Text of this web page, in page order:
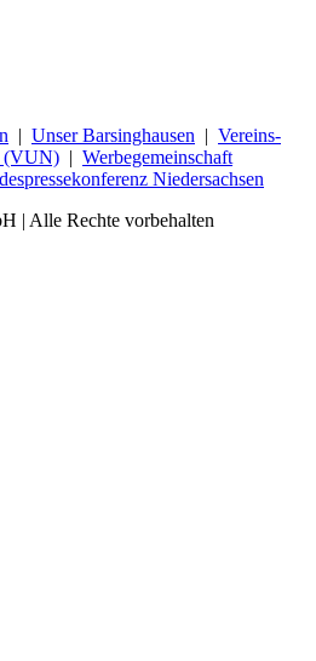
| Unser Barsinghausen | Vereins-
(VUN) | Werbegemeinschaft
Niedersachsen
| Alle Rechte vorbehalten